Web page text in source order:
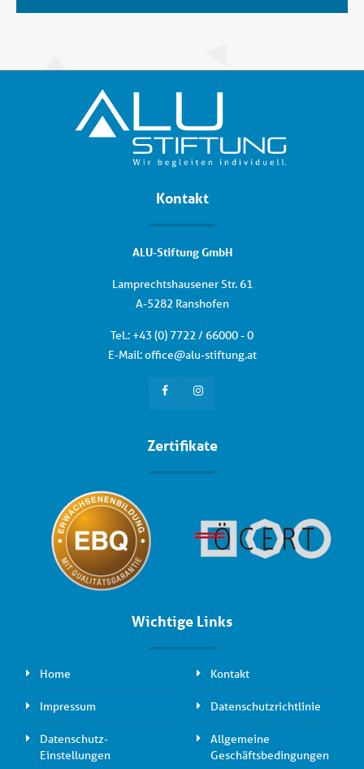
Kontakt
ALU-Stiftung GmbH
Lamprechtshausener Str. 61
A-5282 Ranshofen
Tel.: +43 (0) 7722 / 66000 - 0
E-Mail:office@alu-stiftung.at
Zertifikate
Wichtige Links
Home Kontakt
Impressum Datenschutzrichtlinie
Datenschutz-
Einstellungen
Allgemeine
Geschäftsbedingungen